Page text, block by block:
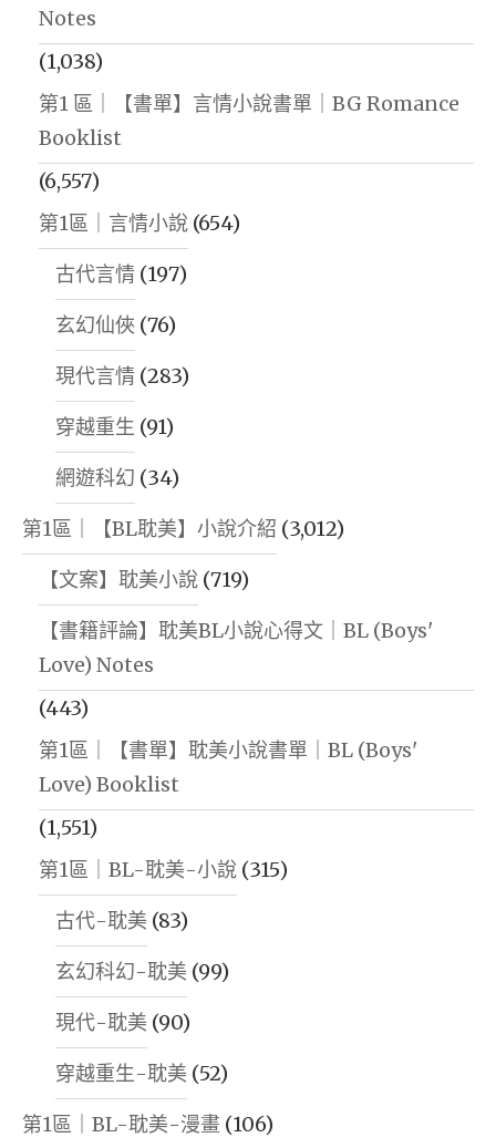
Notes
(1,038)
第1 區｜【書單】言情小說書單｜BG Romance
Booklist
(6,557)
第1區｜言情小說 (654)
古代言情 (197)
玄幻仙俠 (76)
現代言情 (283)
穿越重生 (91)
網遊科幻 (34)
第1區｜【BL耽美】小說介紹 (3,012)
【文案】耽美小說 (719)
【書籍評論】耽美BL小說心得文｜BL (Boys'
Love) Notes
(443)
第1區｜【書單】耽美小說書單｜BL (Boys'
Love) Booklist
(1,551)
第1區｜BL-耽美-小說 (315)
古代-耽美 (83)
玄幻科幻-耽美 (99)
現代-耽美 (90)
穿越重生-耽美 (52)
第1區｜BL-耽美-漫畫 (106)